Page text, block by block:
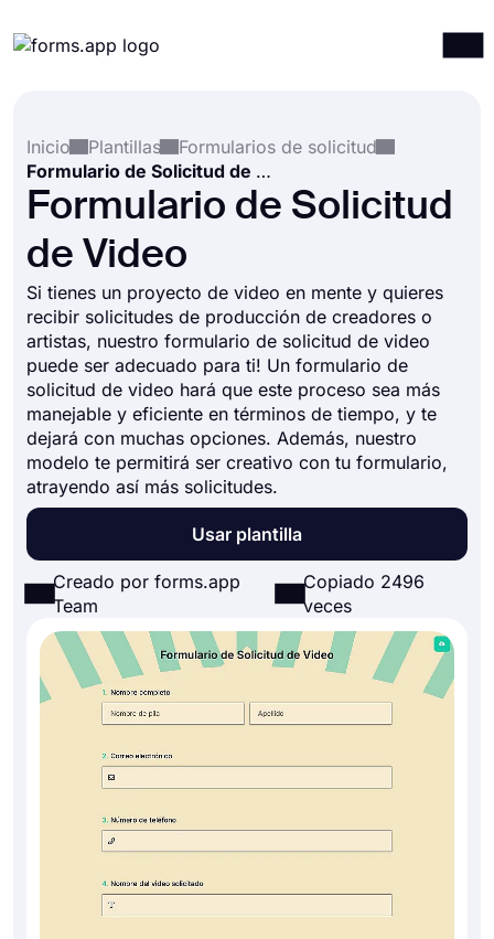
Integraciones
Plantillas
Recursos
Inicio
Plantillas
Formularios de solicitud
Formulario de Solicitud de Video
Formulario de Solicitud
de Video
Si tienes un proyecto de video en mente y quieres
recibir solicitudes de producción de creadores o
artistas, nuestro formulario de solicitud de video
puede ser adecuado para ti! Un formulario de
solicitud de video hará que este proceso sea más
manejable y eficiente en términos de tiempo, y te
dejará con muchas opciones. Además, nuestro
modelo te permitirá ser creativo con tu formulario,
atrayendo así más solicitudes.
Usar plantilla
Creado por forms.app
Team
Copiado 2496
veces